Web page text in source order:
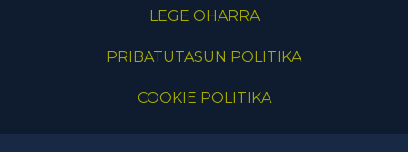
LEGE OHARRA
PRIBATUTASUN POLITIKA
COOKIE POLITIKA